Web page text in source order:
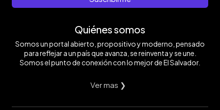
Quiénes somos
Somos un portal abierto, propositivo y moderno, pensado
para reflejar a un país que avanza, se reinventa y se une.
Somos el punto de conexión con lo mejor de El Salvador.
Ver mas ❯